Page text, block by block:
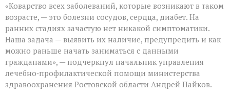
«Коварство всех заболеваний, которые возникают в таком
возрасте, — это болезни сосудов, сердца, диабет. На
ранних стадиях зачастую нет никакой симптоматики.
Наша задача — выявить их наличие, предупредить и как
можно раньше начать заниматься с данными
гражданами», — подчеркнул начальник управления
лечебно‑профилактической помощи министерства
здравоохранения Ростовской области Андрей Пайков.